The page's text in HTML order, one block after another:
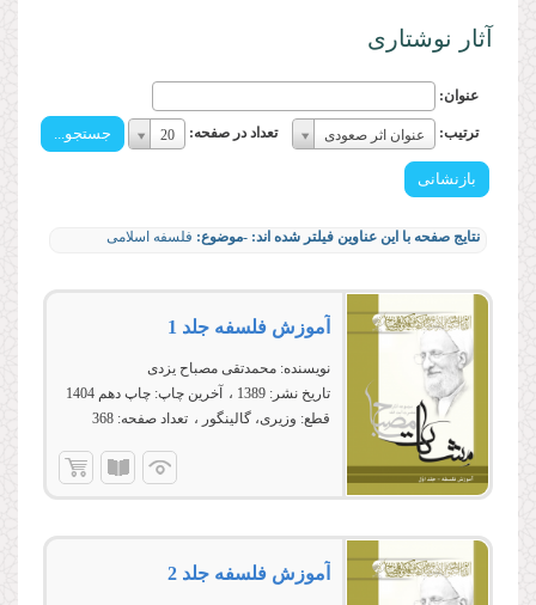
آثار نوشتاری
عنوان:
ترتیب: عنوان اثر صعودی
ترتیب:
تعداد در صفحه: 20
تعداد
در
در
نتایج صفحه با این عناوین فیلتر شده اند: -موضوع: فلسفه اسلامی
آموزش فلسفه جلد 1
نویسنده: محمدتقی مصباح یزدی
تاریخ نشر: 1389 آخرین چاپ: چاپ دهم 1404
قطع: وزیری، گالینگور تعداد صفحه: 368
آموزش فلسفه جلد 2